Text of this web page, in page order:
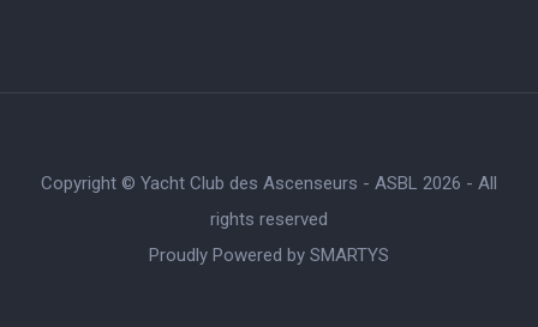
Copyright © Yacht Club des Ascenseurs - ASBL 2026 - All
rights reserved
Proudly Powered by SMARTYS